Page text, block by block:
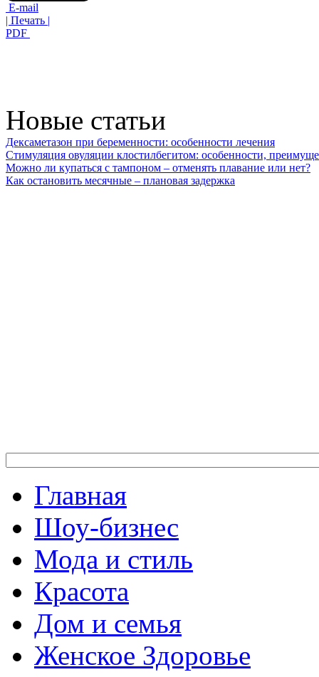
E-mail
| Печать |
PDF
Новые статьи
Дексаметазон при беременности: особенности лечения
Стимуляция овуляции клостилбегитом: особенности,
Можно ли купаться с тампоном – отменять плавание или нет?
Как остановить месячные – плановая задержка
Главная
Шоу-бизнес
Мода и стиль
Красота
Дом и семья
Женское Здоровье